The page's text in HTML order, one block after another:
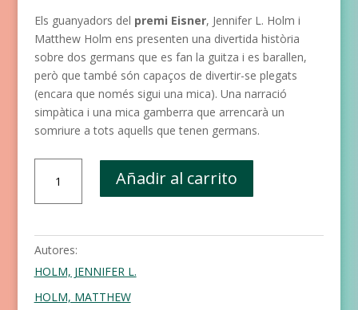
Els guanyadors del premi Eisner, Jennifer L. Holm i
Matthew Holm ens presenten una divertida història
sobre dos germans que es fan la guitza i es barallen,
però que també són capaços de divertir-se plegats
(encara que només sigui una mica). Una narració
simpàtica i una mica gamberra que arrencarà un
somriure a tots aquells que tenen germans.
Princesa
Trapella
el
Cavaller
Valent
cantidad
Añadir al carrito
Autores:
HOLM, JENNIFER L.
HOLM, MATTHEW